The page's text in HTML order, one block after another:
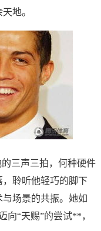
地。
三声三拍，何种硬件
聆听他轻巧的脚下
场景的共振。她如
向“天赐”的尝试**，